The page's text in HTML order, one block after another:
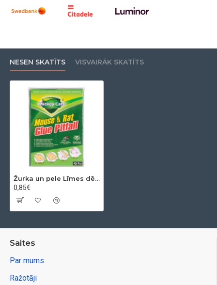
NESEN SKATĪTS VISVAIRĀK SKATĪTS
Žurka un pele Līmes dēļu slazds, 19x13 cm, Mikija kaķi, bez indēm
0,85€
Saites
Par mums
Ražotāji